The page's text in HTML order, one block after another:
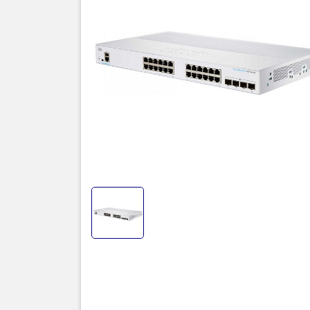
quả hơn,
Tuy nhiên,
cấp các
còn hỗ trợ
trợ dữ liệu